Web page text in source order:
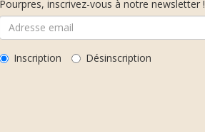
Pourpres, inscrivez-vous à notre newsletter !
Inscription Désinscription